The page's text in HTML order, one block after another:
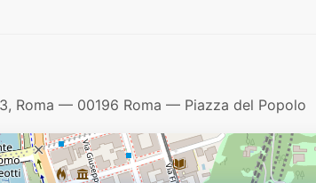
Roma — 00196 Roma — Piazza del Popolo